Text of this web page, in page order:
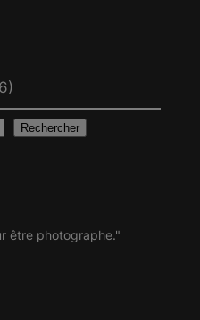
Rechercher
être photographe."